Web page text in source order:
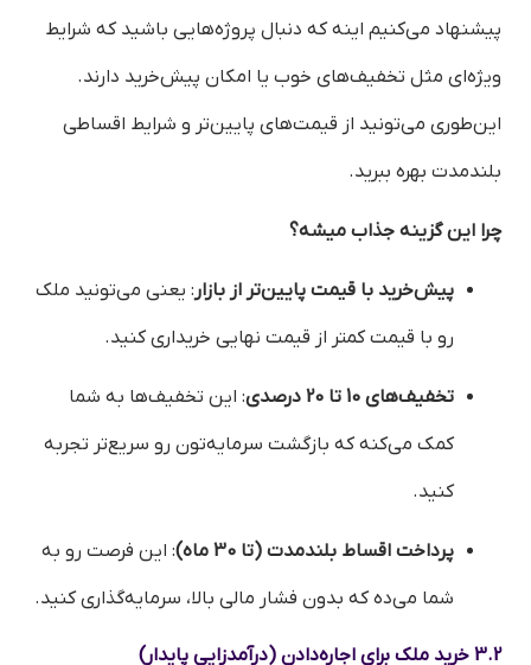
پیشنهاد می‌کنیم اینه که دنبال پروژه‌هایی باشید که شرایط
ویژه‌ای مثل تخفیف‌های خوب یا امکان پیش‌خرید دارند.
این‌طوری می‌تونید از قیمت‌های پایین‌تر و شرایط اقساطی
بلندمدت بهره ببرید.
چرا این گزینه جذاب میشه؟
پیش‌خرید با قیمت پایین‌تر از بازار : یعنی می‌تونید ملک
رو با قیمت کمتر از قیمت نهایی خریداری کنید.
تخفیف‌های 10 تا 20 درصدی
: این تخفیف‌ها به شما
کمک می‌کنه که بازگشت سرمایه‌تون رو سریع‌تر تجربه
کنید.
پرداخت اقساط بلندمدت (تا 30 ماه)
: این فرصت رو به
شما می‌ده که بدون فشار مالی بالا، سرمایه‌گذاری کنید.
3.2 خرید ملک برای اجاره‌دادن (درآمدزایی پایدار)